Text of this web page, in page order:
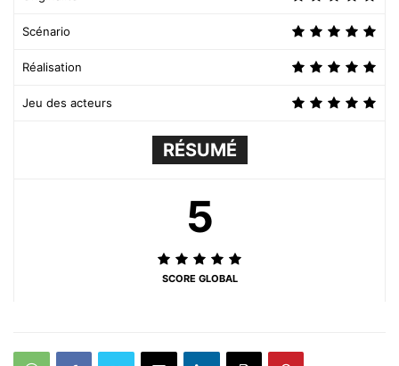
Scénario
Réalisation
Jeu des acteurs
RÉSUMÉ
5
SCORE GLOBAL